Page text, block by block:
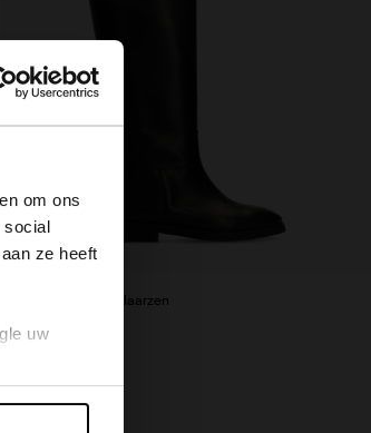
om ons
social
ze heeft
uw
Zwarte hoge leren laarzen
189.98
113.99